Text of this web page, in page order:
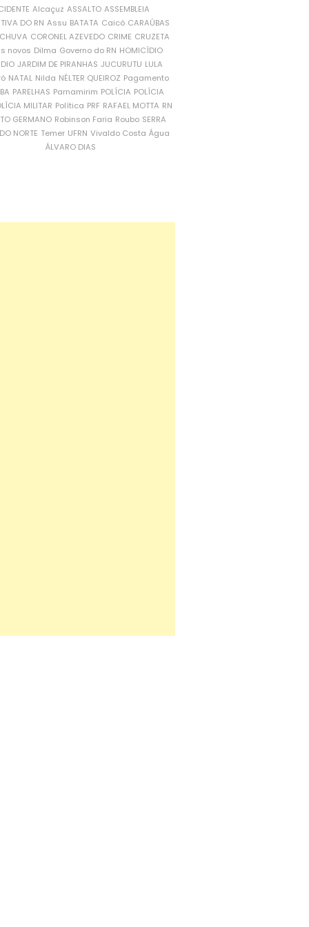
Alcaçuz ASSALTO ASSEMBLEIA
DO RN Assu BATATA Caicó CARAÚBAS
CORONEL AZEVEDO CRIME CRUZETA
novos Dilma Governo do RN HOMICÍDIO
JARDIM DE PIRANHAS JUCURUTU LULA
NATAL Nilda NÉLTER QUEIROZ Pagamento
PARELHAS Parnamirim POLÍCIA POLÍCIA
MILITAR Política PRF RAFAEL MOTTA RN
GERMANO Robinson Faria Roubo SERRA
NORTE Temer UFRN Vivaldo Costa Água
ÁLVARO DIAS